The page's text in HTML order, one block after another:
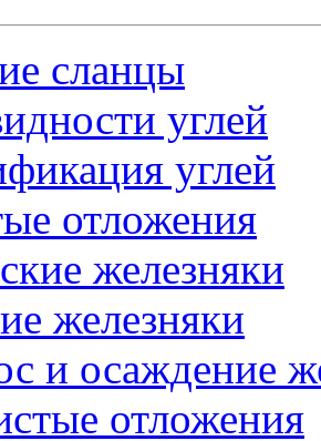
сланцы
углей
углей
отложения
железняки
железняки
и осаждение
отложения